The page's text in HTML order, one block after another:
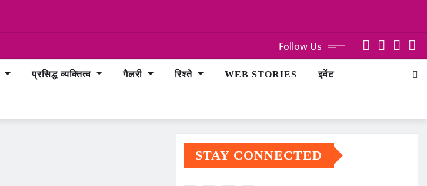
Follow Us
प्रसिद्ध व्यक्तित्व गैलरी रिश्ते WEB STORIES इवेंट
STAY CONNECTED